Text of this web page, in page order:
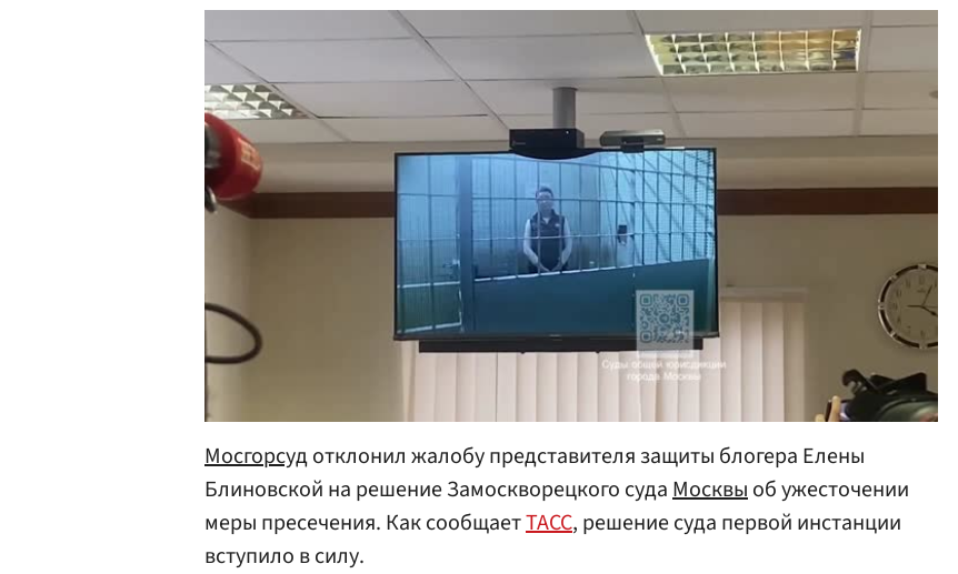
Мосгорсудотклонил жалобу представителя защиты блогера Елены
Блиновской на решение Замоскворецкого судаМосквыоб ужесточении
меры пресечения. Как сообщаетТАСС, решение суда первой инстанции
вступило в силу.